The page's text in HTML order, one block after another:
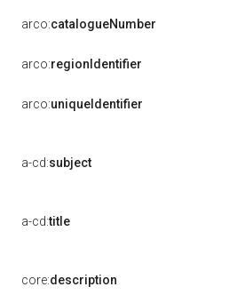
arco:catalogueNumber
arco:regionIdentifier
arco:uniqueIdentifier
a-cd:subject
a-cd:title
core:description